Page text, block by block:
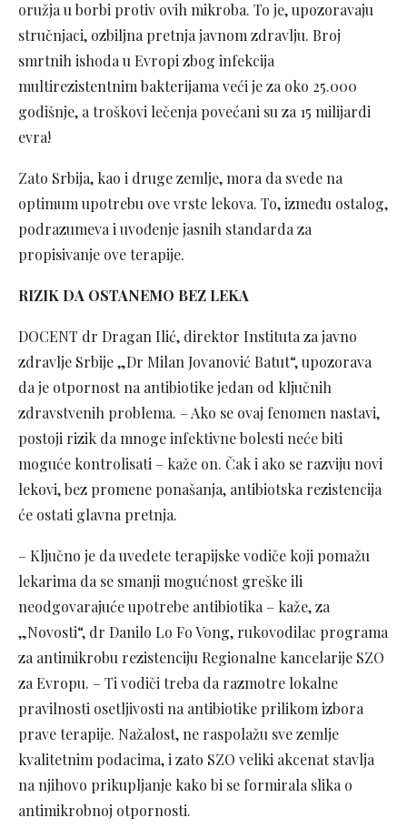
oružja u borbi protiv ovih mikroba. To je, upozoravaju
stručnjaci, ozbiljna pretnja javnom zdravlju. Broj
smrtnih ishoda u Evropi zbog infekcija
multirezistentnim bakterijama veći je za oko 25.000
godišnje, a troškovi lečenja povećani su za 15 milijardi
evra!
Zato Srbija, kao i druge zemlje, mora da svede na
optimum upotrebu ove vrste lekova. To, između ostalog,
podrazumeva i uvođenje jasnih standarda za
propisivanje ove terapije.
RIZIK DA OSTANEMO BEZ LEKA
DOCENT dr Dragan Ilić, direktor Instituta za javno
zdravlje Srbije „Dr Milan Jovanović Batut“, upozorava
da je otpornost na antibiotike jedan od ključnih
zdravstvenih problema. – Ako se ovaj fenomen nastavi,
postoji rizik da mnoge infektivne bolesti neće biti
moguće kontrolisati – kaže on. Čak i ako se razviju novi
lekovi, bez promene ponašanja, antibiotska rezistencija
će ostati glavna pretnja.
– Ključno je da uvedete terapijske vodiče koji pomažu
lekarima da se smanji mogućnost greške ili
neodgovarajuće upotrebe antibiotika – kaže, za
„Novosti“, dr Danilo Lo Fo Vong, rukovodilac programa
za antimikrobu rezistenciju Regionalne kancelarije SZO
za Evropu. – Ti vodiči treba da razmotre lokalne
pravilnosti osetljivosti na antibiotike prilikom izbora
prave terapije. Nažalost, ne raspolažu sve zemlje
kvalitetnim podacima, i zato SZO veliki akcenat stavlja
na njihovo prikupljanje kako bi se formirala slika o
antimikrobnoj otpornosti.